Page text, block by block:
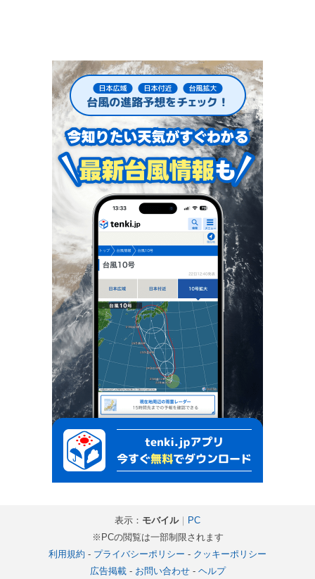
表示： モバイル｜ PC
※PCの閲覧は一部制限されます
利用規約 - プライバシーポリシー - クッキーポリシー
広告掲載- お問い合わせ- ヘルプ